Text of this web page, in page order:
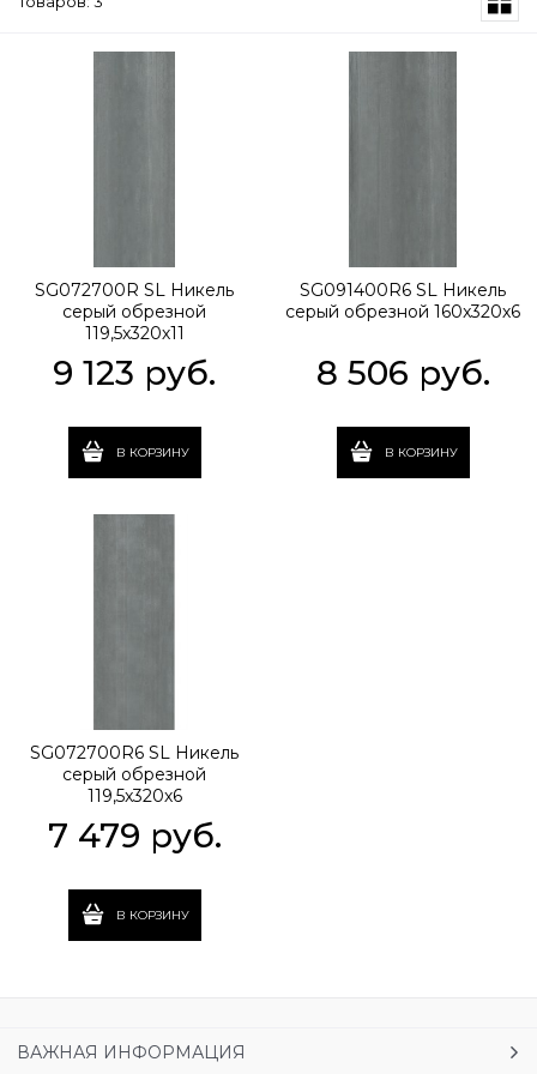
SG072700R SL Никель
серый обрезной
119,5x320х11
9 123 руб.
В КОРЗИНУ
SG091400R6 SL Никель
серый обрезной 160x320х6
8 506 руб.
В КОРЗИНУ
SG072700R6 SL Никель
серый обрезной
119,5x320х6
7 479 руб.
В КОРЗИНУ
ВАЖНАЯ ИНФОРМАЦИЯ